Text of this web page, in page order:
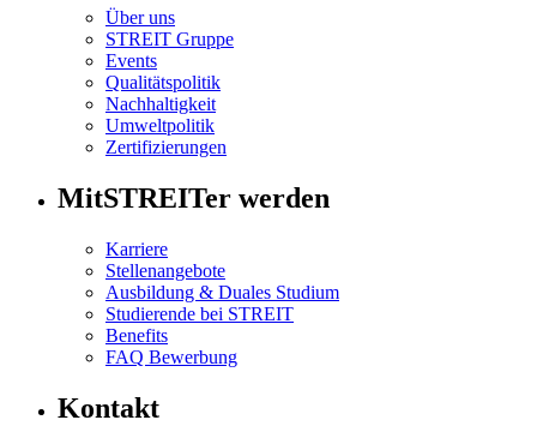
Über uns
STREIT Gruppe
Events
Qualitätspolitik
Nachhaltigkeit
Umweltpolitik
Zertifizierungen
MitSTREITer werden
Karriere
Stellenangebote
Ausbildung & Duales Studium
Studierende bei STREIT
Benefits
FAQ Bewerbung
Kontakt